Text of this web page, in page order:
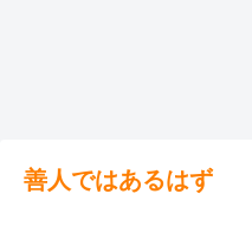
善人ではあるはず